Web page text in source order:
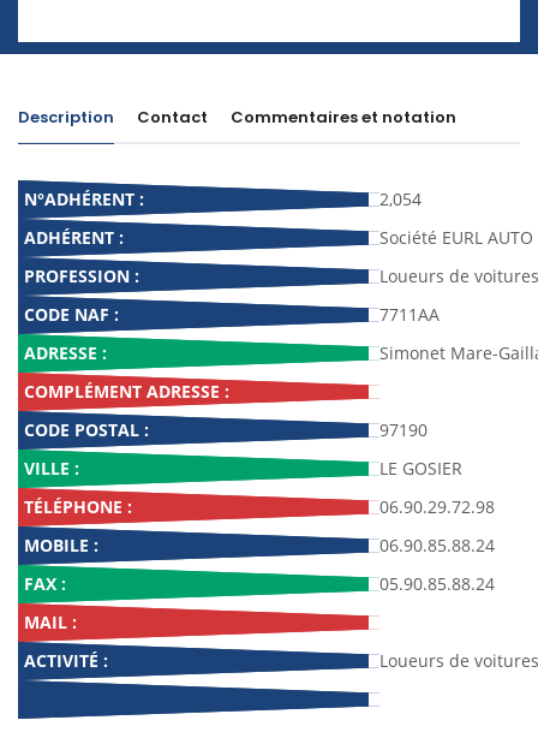
Description Contact Commentaires et notation
N°ADHÉRENT :
2,054
ADHÉRENT :
Société EURL
PROFESSION :
Loueurs de voitures
CODE NAF :
7711AA
ADRESSE :
Simonet Mare-
COMPLÉMENT ADRESSE :
CODE POSTAL :
97190
VILLE :
LE GOSIER
TÉLÉPHONE :
06.90.29.72.98
MOBILE :
06.90.85.88.24
FAX :
05.90.85.88.24
MAIL :
ACTIVITÉ :
Loueurs de voitures